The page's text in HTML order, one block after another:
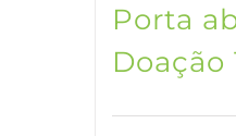
Porta
Doação